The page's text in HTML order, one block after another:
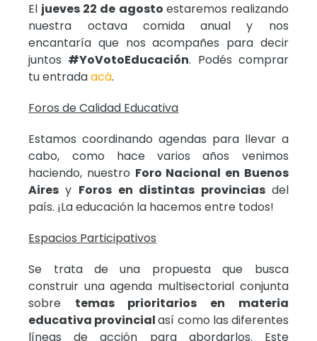
El jueves 22 de agosto estaremos realizando
nuestra octava comida anual y nos
encantaría que nos acompañes para decir
juntos #YoVotoEducación. Podés comprar
tu entradaacá.
Foros de Calidad Educativa
Estamos coordinando agendas para llevar a
cabo, como hace varios años venimos
haciendo, nuestro Foro Nacional en Buenos
Airesy Foros en distintas provincias del
país. ¡La educación la hacemos entre todos!
Espacios Participativos
Se trata de una propuesta que busca
construir una agenda multisectorial conjunta
sobre temas prioritarios en materia
educativa provincialasí como las diferentes
líneas de acción para abordarlos. Este